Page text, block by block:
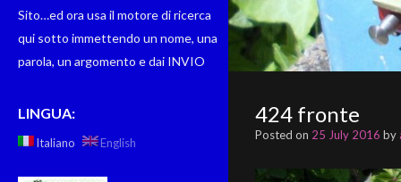
Sito…ed ora usa il motore di ricerca
qui sotto immettendo un nome, una
parola, un argomento e dai INVIO
LINGUA:
Italiano English
424 fronte
Posted on 25 July 2016 by